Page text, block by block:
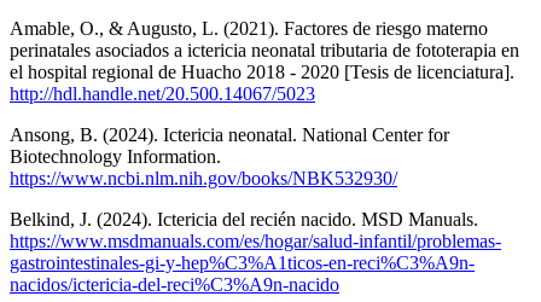
Amable, O., & Augusto, L. (2021). Factores de riesgo materno
perinatales asociados a ictericia neonatal tributaria de fototerapia en
el hospital regional de Huacho 2018 - 2020 [Tesis de licenciatura].
http://hdl.handle.net/20.500.14067/5023
Ansong, B. (2024). Ictericia neonatal. National Center for
Biotechnology Information.
https://www.ncbi.nlm.nih.gov/books/NBK532930/
Belkind, J. (2024). Ictericia del recién nacido. MSD Manuals.
https://www.msdmanuals.com/es/hogar/salud-infantil/problemas-
gastrointestinales-gi-y-hep%C3%A1ticos-en-reci%C3%A9n-
nacidos/ictericia-del-reci%C3%A9n-nacido